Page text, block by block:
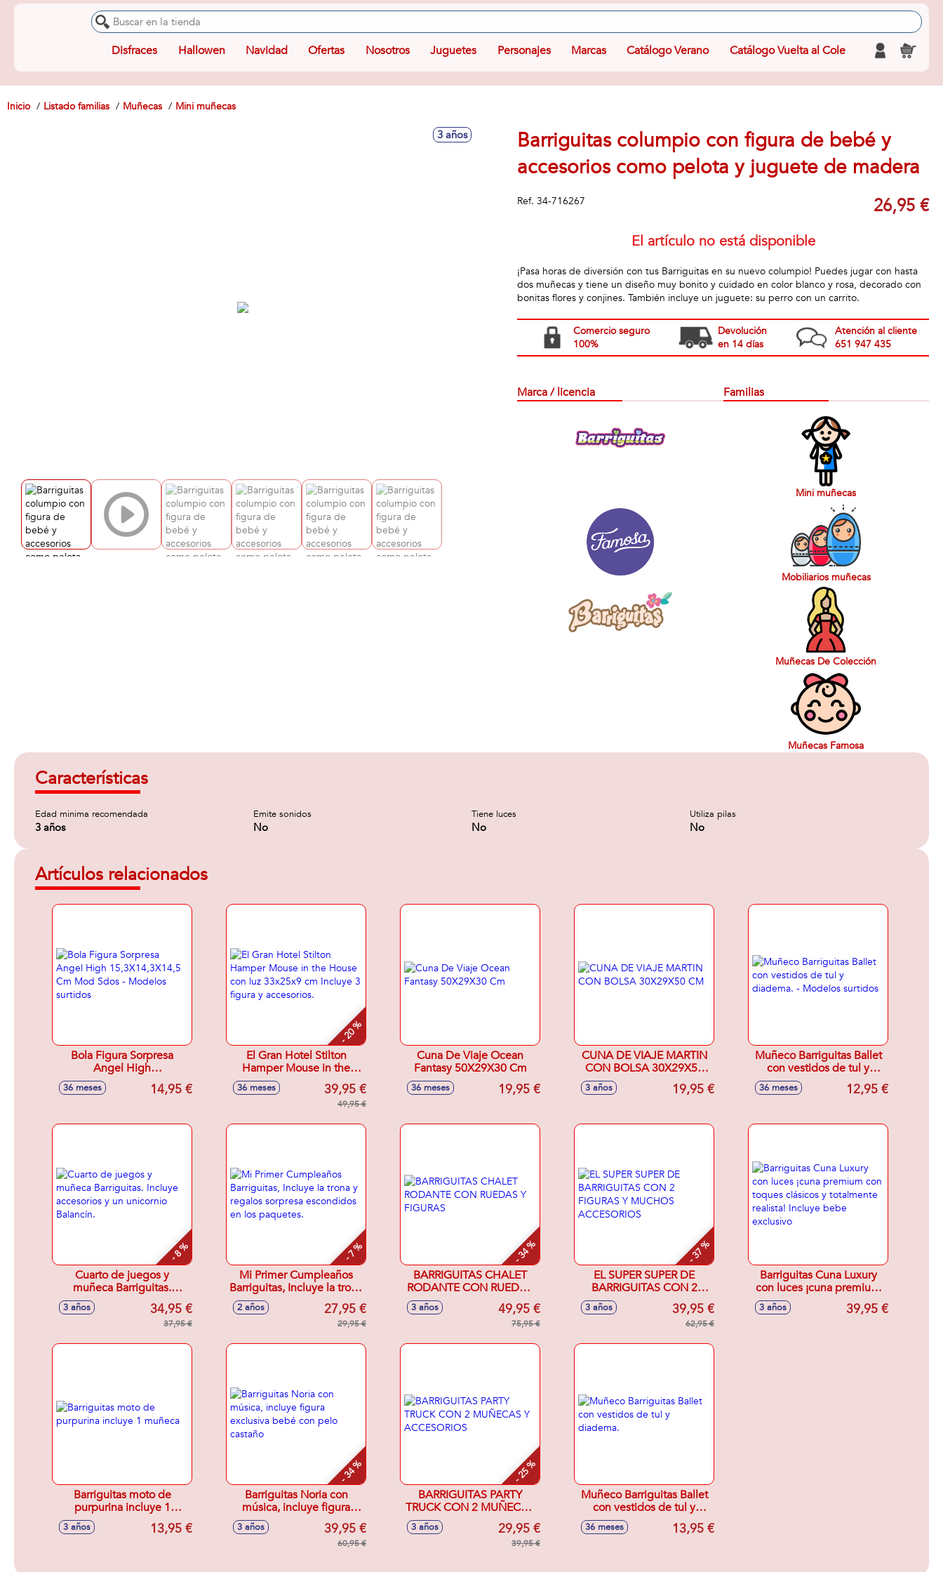
Disfraces Hallowen Navidad Ofertas Nosotros Juguetes Personajes Marcas Catálogo Verano Catálogo Vuelta al Cole
Inicio Listado familias Muñecas Mini muñecas
3 años
Barriguitas columpio con figura de bebé y
accesorios como pelota y juguete de madera
Ref. 34-716267 26,95 €
El artículo no está disponible
¡Pasa horas de diversión con tus Barriguitas en su nuevo columpio! Puedes jugar con hasta
dos muñecas y tiene un diseño muy bonito y cuidado en color blanco y rosa, decorado con
bonitas flores y conjines. También incluye un juguete: su perro con un carrito.
Comercio seguro
100%
Devolución
en 14 días
Atención al cliente
651 947 435
Marca / licencia Familias
Mini muñecas
Mobiliarios muñecas
Muñecas De Colección
Muñecas Famosa
Características
Edad minima recomendada
3 años
Emite sonidos
No
Tiene luces
No
Utiliza pilas
No
Artículos relacionados
Bola Figura Sorpresa
Angel High
15,3X14,3X14,5 Cm Mod
Sdos - Modelos surtidos
36 meses 14,95 €
- 20 %
El Gran Hotel Stilton
Hamper Mouse in the
House con luz 33x25x9
cm Incluye 3 figura y
36 meses 39,95 €
49,95 €
Cuna De Viaje Ocean
Fantasy 50X29X30 Cm
36 meses 19,95 €
CUNA DE VIAJE MARTIN
CON BOLSA 30X29X50
3 años 19,95 €
Muñeco Barriguitas Ballet
con vestidos de tul y
diadema. - Modelos
surtidos
36 meses 12,95 €
- 8 %
Cuarto de juegos y
muñeca Barriguitas.
Incluye accesorios y un
unicornio Balancín.
3 años 34,95 €
37,95 €
- 7 %
Mi Primer Cumpleaños
Barriguitas, Incluye la trona
y regalos sorpresa
escondidos en los
2 años 27,95 €
29,95 €
- 34 %
BARRIGUITAS CHALET
RODANTE CON RUEDAS
3 años 49,95 €
75,95 €
- 37 %
EL SUPER SUPER DE
BARRIGUITAS CON 2
FIGURAS Y MUCHOS
ACCESORIOS
3 años 39,95 €
62,95 €
Barriguitas Cuna Luxury
con luces ¡cuna premium
con toques clásicos y
totalmente realista! Incluye
3 años 39,95 €
Barriguitas moto de
purpurina incluye 1
3 años 13,95 €
- 34 %
Barriguitas Noria con
música, incluye figura
exclusiva bebé con pelo
3 años 39,95 €
60,95 €
- 25 %
BARRIGUITAS PARTY
TRUCK CON 2 MUÑECAS
Y ACCESORIOS
3 años 29,95 €
39,95 €
Muñeco Barriguitas Ballet
con vestidos de tul y
diadema.
36 meses 13,95 €